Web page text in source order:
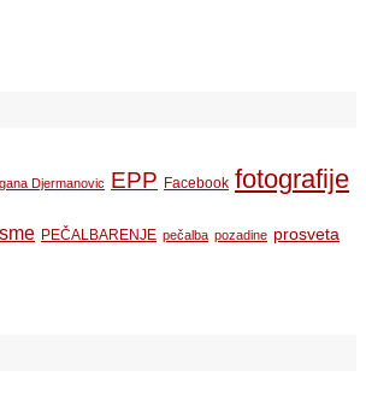
Djermanovic EPP Facebook fotografije
PEČALBARENJE pečalba pozadine prosveta